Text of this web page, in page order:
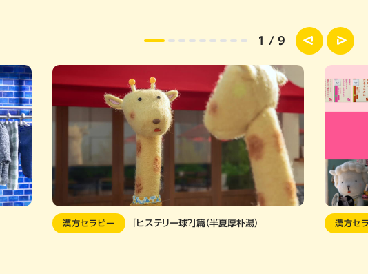
漢方セラピー 「ヒステリー球？」篇（半夏厚朴湯） 漢方セ
1 / 9